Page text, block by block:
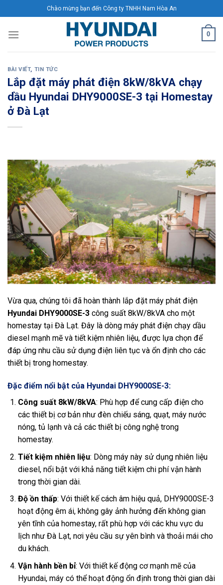
to
content
Chào mừng bạn đến Công ty TNHH Nam Hòa An
0
BÀI VIẾT, TIN TỨC
Lắp đặt máy phát điện 8kW/8kVA chạy
dầu Hyundai DHY9000SE-3 tại Homestay
ở Đà Lạt
Vừa qua, chúng tôi đã hoàn thành lắp đặt máy phát điện
Hyundai DHY9000SE-3 công suất 8kW/8kVA cho một
homestay tại Đà Lạt. Đây là dòng máy phát điện chạy dầu
diesel mạnh mẽ và tiết kiệm nhiên liệu, được lựa chọn để
đáp ứng nhu cầu sử dụng điện liên tục và ổn định cho các
thiết bị trong homestay.
Đặc điểm nổi bật của Hyundai DHY9000SE-3:
Công suất 8kW/8kVA: Phù hợp để cung cấp điện cho
các thiết bị cơ bản như đèn chiếu sáng, quạt, máy nước
nóng, tủ lạnh và cả các thiết bị công nghệ trong
homestay.
Tiết kiệm nhiên liệu: Dòng máy này sử dụng nhiên liệu
diesel, nổi bật với khả năng tiết kiệm chi phí vận hành
trong thời gian dài.
Độ ồn thấp: Với thiết kế cách âm hiệu quả, DHY9000SE-3
hoạt động êm ái, không gây ảnh hưởng đến không gian
yên tĩnh của homestay, rất phù hợp với các khu vực du
lịch như Đà Lạt, nơi yêu cầu sự yên bình và thoải mái cho
du khách.
Vận hành bền bỉ: Với thiết kế động cơ mạnh mẽ của
Hyundai, máy có thể hoạt động ổn định trong thời gian dài